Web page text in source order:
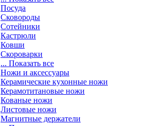
Посуда
Сковороды
Сотейники
Кастрюли
Ковши
Скороварки
... Показать все
Ножи и аксессуары
Керамические кухонные ножи
Керамотитановые ножи
Кованые ножи
Листовые ножи
Магнитные держатели